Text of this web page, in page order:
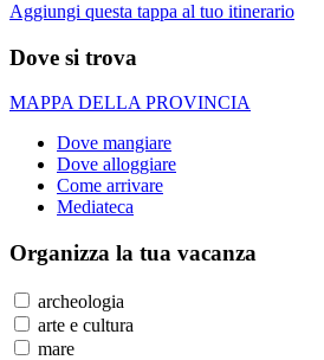
Aggiungi questa tappa al tuo itinerario
Dove si trova
MAPPA DELLA PROVINCIA
Dove mangiare
Dove alloggiare
Come arrivare
Mediateca
Organizza la tua vacanza
archeologia
arte e cultura
mare